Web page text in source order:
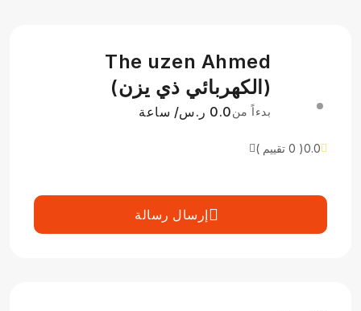
The uzen Ahmed
(‫الكهربائي ذي يزن‬‎)
بدءاً من0.0 ر.س/ ساعة
0.0( 0 تقييم )
إرسال رسالة